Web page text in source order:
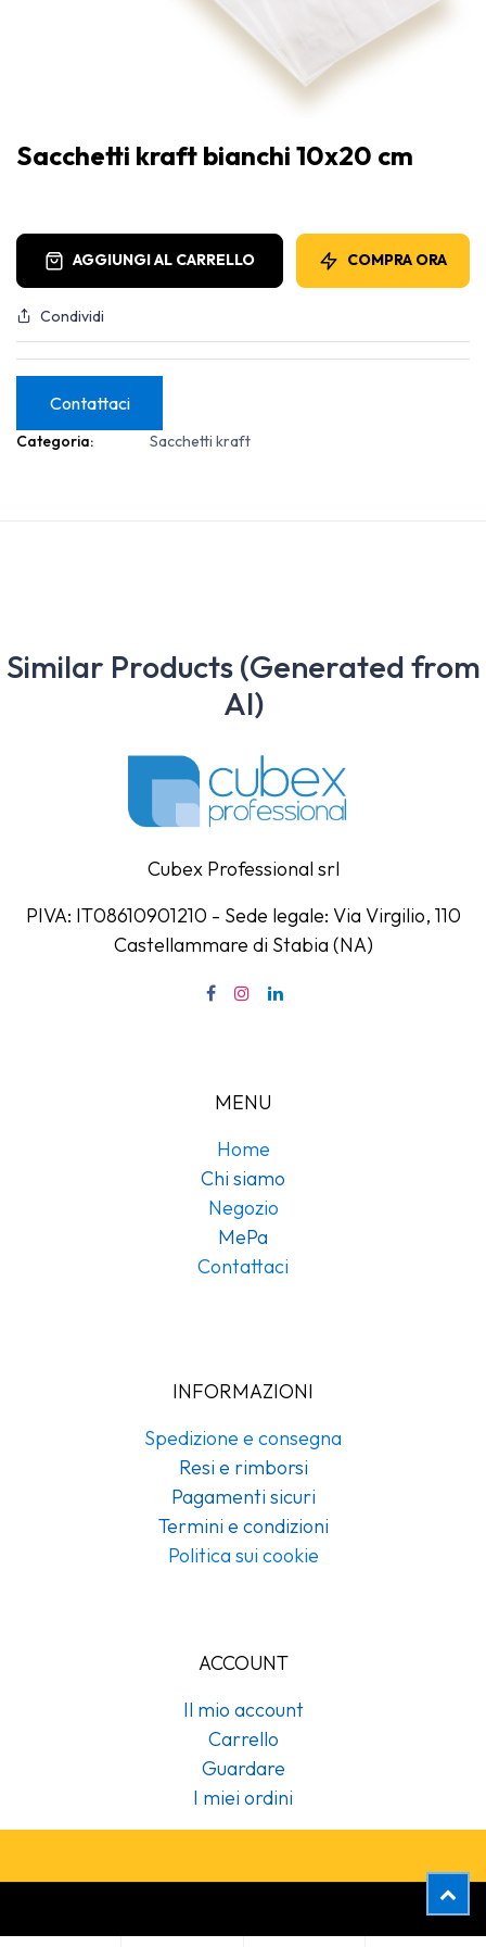
Sacchetti kraft bianchi 10x20 cm
AGGIUNGI AL CARRELLO COMPRA ORA
Condividi
Contattaci
Categoria: Sacchetti kraft
Similar Products (Generated from
AI)
Cubex Professional srl
PIVA: IT08610901210 - Sede legale: Via Virgilio, 110
Castellammare di Stabia (NA)
MENU
Home
Chi siamo
Negozio
MePa
Contattaci
INFORMAZIONI
Spedizione e consegna
Resi e rimborsi
Pagamenti sicuri
Termini e condizioni
Politica sui cookie
ACCOUNT
Il mio account
Carrello
Guardare
I miei ordini